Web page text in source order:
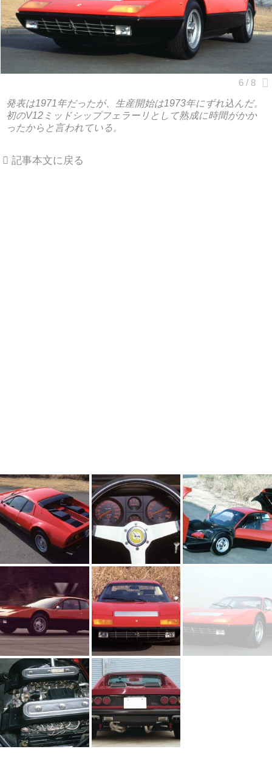
発表は1971年だったが、生産開始は1973年にずれ込んだ。
初のV12ミッドシップフェラーリとして熟成に時間がかか
ったからと言われている。
記事本文に戻る